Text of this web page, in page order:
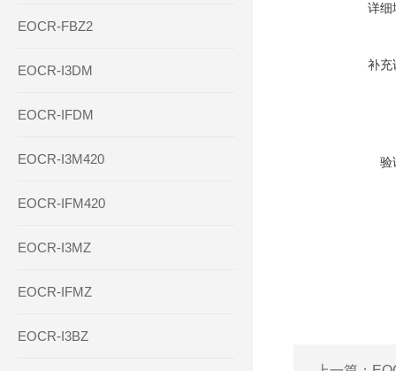
EOCR-FBZ2
EOCR-I3DM
EOCR-IFDM
EOCR-I3M420
EOCR-IFM420
EOCR-I3MZ
EOCR-IFMZ
EOCR-I3BZ
详细
补充
验